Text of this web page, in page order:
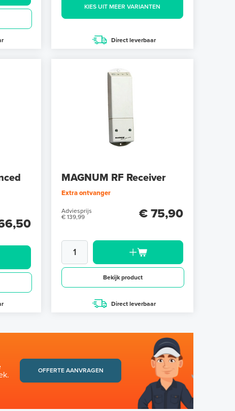
KIES UIT MEER VARIANTEN
Direct leverbaar
MAGNUM RF Receiver
Extra ontvanger
Adviesprijs
€ 139,99
€ 75,90
Bekijk product
Direct leverbaar
OFFERTE AANVRAGEN